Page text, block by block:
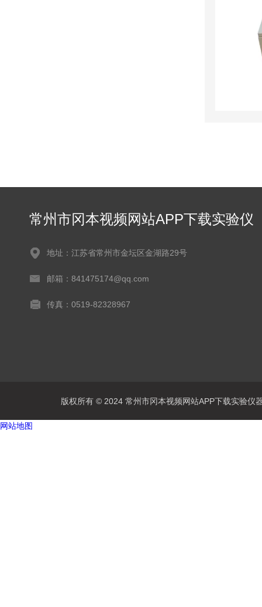
常州市冈本视频网站APP下载实验仪
地址：江苏省常州市金坛区金湖路29号
邮箱：841475174@qq.com
传真：0519-82328967
版权所有 © 2024 常州市冈本视频网站APP下载实验
网站地图